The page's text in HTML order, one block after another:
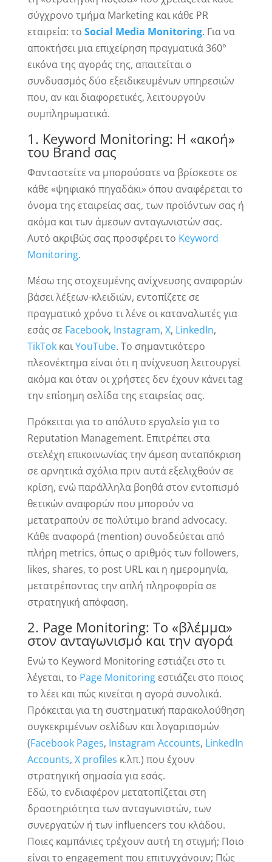
σύγχρονο τμήμα Marketing και κάθε PR
εταιρεία: το Social Media Monitoring. Για να
αποκτήσει μια επιχείρηση πραγματικά 360°
εικόνα της αγοράς της, απαιτείται ο
συνδυασμός δύο εξειδικευμένων υπηρεσιών
που, αν και διαφορετικές, λειτουργούν
συμπληρωματικά.
1. Keyword Monitoring: Η «ακοή»
του Brand σας
Φανταστείτε να μπορούσατε να βρίσκεστε σε
κάθε «ψηφιακό πηγαδάκι» όπου αναφέρεται το
όνομα της εταιρείας σας, των προϊόντων σας ή
ακόμα και των άμεσων ανταγωνιστών σας.
Αυτό ακριβώς σας προσφέρει το Keyword
Monitoring.
Μέσω της στοχευμένης ανίχνευσης αναφορών
βάσει λέξεων-κλειδιών, εντοπίζετε σε
πραγματικό χρόνο τι λένε οι καταναλωτές για
εσάς σε Facebook, Instagram, X, LinkedIn,
TikTokκαιYouTube. Το σημαντικότερο
πλεονέκτημα είναι ότι η ανίχνευση λειτουργεί
ακόμα και όταν οι χρήστες δεν έχουν κάνει tag
την επίσημη σελίδα της εταιρείας σας.
Πρόκειται για το απόλυτο εργαλείο για το
Reputation Management. Επιτρέπει στα
στελέχη επικοινωνίας την άμεση ανταπόκριση
σε αρνητικά σχόλια πριν αυτά εξελιχθούν σε
κρίση, ενώ παράλληλα βοηθά στον εντοπισμό
θετικών αναφορών που μπορούν να
μετατραπούν σε πολύτιμο brand advocacy.
Κάθε αναφορά (mention) συνοδεύεται από
πλήρη metrics, όπως ο αριθμός των followers,
likes, shares, το post URL και η ημερομηνία,
μετατρέποντας την απλή πληροφορία σε
στρατηγική απόφαση.
2. Page Monitoring: Το «βλέμμα»
στον ανταγωνισμό και την αγορά
Ενώ το Keyword Monitoring εστιάζει στο τι
λέγεται, το Page Monitoringεστιάζει στο ποιος
το λέει και πώς κινείται η αγορά συνολικά.
Πρόκειται για τη συστηματική παρακολούθηση
συγκεκριμένων σελίδων και λογαριασμών
(Facebook Pages, Instagram Accounts, LinkedIn
Accounts, X profiles κ.λπ.) που έχουν
στρατηγική σημασία για εσάς.
Εδώ, το ενδιαφέρον μετατοπίζεται στη
δραστηριότητα των ανταγωνιστών, των
συνεργατών ή των influencers του κλάδου.
Ποιες καμπάνιες τρέχουν αυτή τη στιγμή; Ποιο
είναι το engagement που επιτυγχάνουν; Πώς